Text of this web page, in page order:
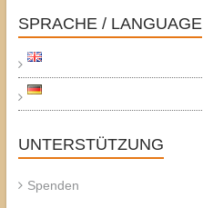
SPRACHE / LANGUAGE
UNTERSTÜTZUNG
Spenden